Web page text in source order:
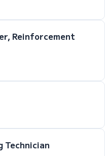
Reinforcement
Technician